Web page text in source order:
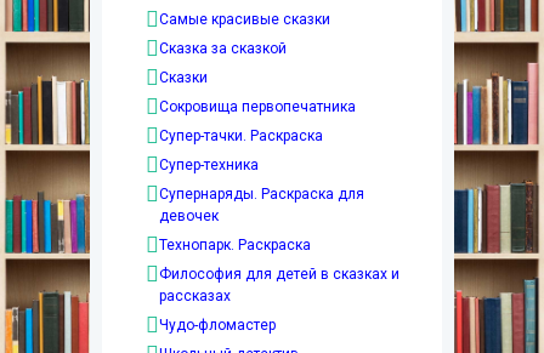
Самые красивые сказки
Сказка за сказкой
Сказки
Сокровища первопечатника
Супер-тачки. Раскраска
Супер-техника
Супернаряды. Раскраска для
девочек
Технопарк. Раскраска
Философия для детей в сказках и
рассказах
Чудо-фломастер